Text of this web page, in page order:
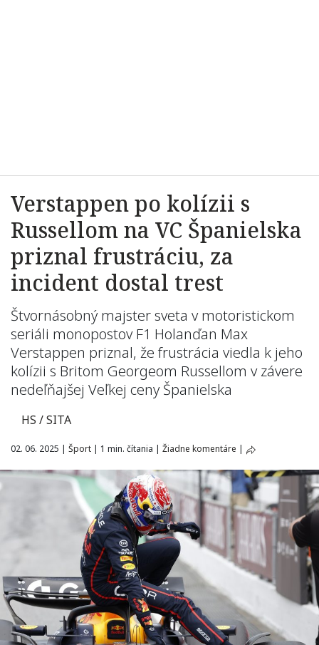
Verstappen po kolízii s
Russellom na VC Španielska
priznal frustráciu, za
incident dostal trest
Štvornásobný majster sveta v motoristickom
seriáli monopostov F1 Holanďan Max
Verstappen priznal, že frustrácia viedla k jeho
kolízii s Britom Georgeom Russellom v závere
nedeľňajšej Veľkej ceny Španielska
HS / SITA
02. 06. 2025 | Šport | 1 min. čítania | Žiadne komentáre |